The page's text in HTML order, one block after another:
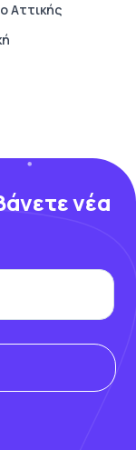
Αττικής
νέα